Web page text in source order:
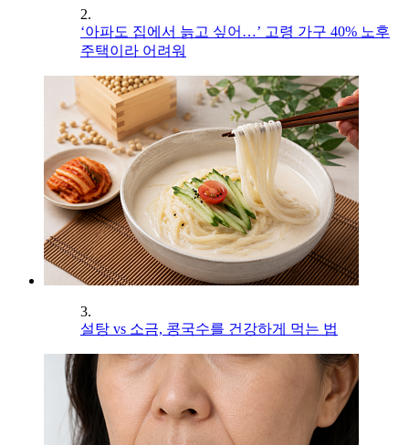
2.
‘아파도 집에서 늙고 싶어…’ 고령 가구 40% 노후
주택이라 어려워
3.
설탕 vs 소금, 콩국수를 건강하게 먹는 법